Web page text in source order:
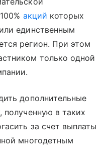
акций которых
единственным
регион. При этом
только одной
дополнительные
полученную в таких
за счет выплаты
многодетным